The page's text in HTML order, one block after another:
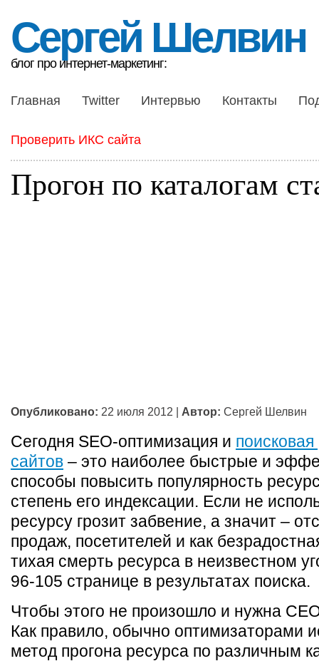
Сергей Шелвин
блог про интернет-маркетинг:
Главная Twitter Интервью Контакты
Проверить ИКС сайта
Прогон по каталогам
Опубликовано: 22 июля 2012 | Автор: Сергей Шелвин
Сегодня SEO-оптимизация и поисковая
сайтов – это наиболее быстрые и
способы повысить популярность
степень его индексации. Если не
ресурсу грозит забвение, а значит –
продаж, посетителей и как
тихая смерть ресурса в неизвестном
96-105 странице в результатах поиска.
Чтобы этого не произошло и нужна
Как правило, обычно оптимизаторами
метод прогона ресурса по различным